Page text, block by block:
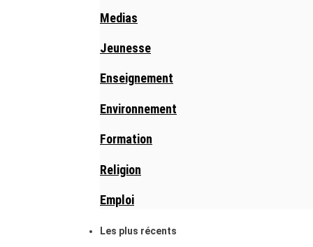
Medias
Jeunesse
Enseignement
Environnement
Formation
Religion
Emploi
Les plus récents